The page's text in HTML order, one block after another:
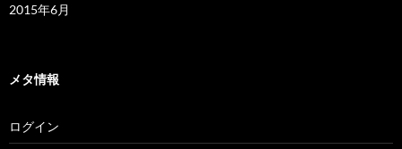
2015年6月
メタ情報
ログイン